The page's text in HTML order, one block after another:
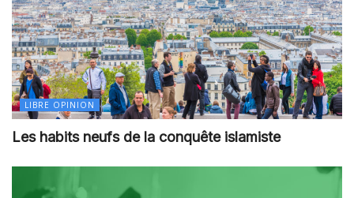
LIBRE OPINION
Les habits neufs de la conquête islamiste